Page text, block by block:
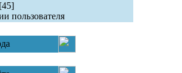
[45]
пользователя